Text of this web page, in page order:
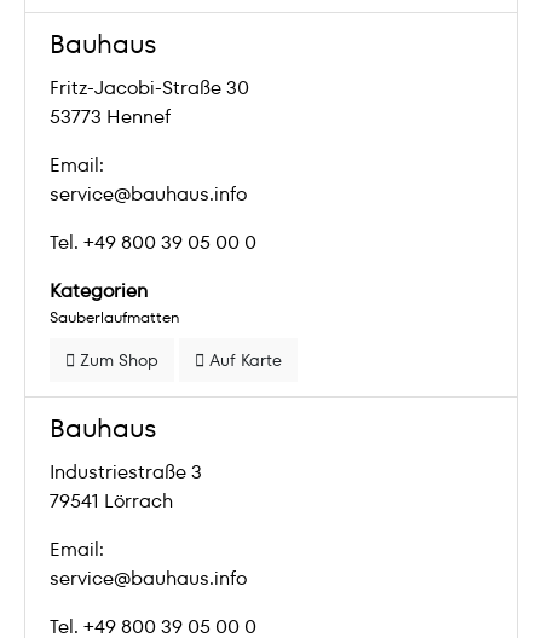
Bauhaus
Fritz-Jacobi-Straße 30
53773 Hennef
Email:
service@bauhaus.info
Tel. +49 800 39 05 00 0
Kategorien
Sauberlaufmatten
Zum Shop Auf Karte
Bauhaus
Industriestraße 3
79541 Lörrach
Email:
service@bauhaus.info
Tel. +49 800 39 05 00 0